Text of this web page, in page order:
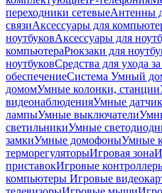
переходники сетевыеАнтенны
связиАксессуары для
ноутбуковАксессуары для
компьютераРюкзаки для
ноутбуковСредства для ухода
обеспечениеСистема Умный
домомУмные колонки, станции
видеонаблюденияУмные
лампыУмные выключатели
светильникиУмные
замкиУмные домофоныУмные
терморегуляторыИгровая зона
приставокИгровые
компьютеры Игровые